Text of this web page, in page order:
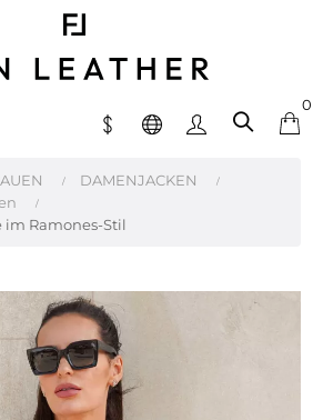
0
DAMENJACKEN
im Ramones-Stil